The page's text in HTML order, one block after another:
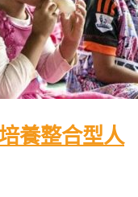
養整合型人